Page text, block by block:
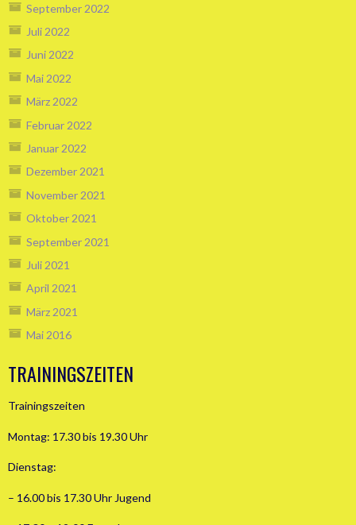
September 2022
Juli 2022
Juni 2022
Mai 2022
März 2022
Februar 2022
Januar 2022
Dezember 2021
November 2021
Oktober 2021
September 2021
Juli 2021
April 2021
März 2021
Mai 2016
TRAININGSZEITEN
Trainingszeiten
Montag: 17.30 bis 19.30 Uhr
Dienstag:
– 16.00 bis 17.30 Uhr Jugend